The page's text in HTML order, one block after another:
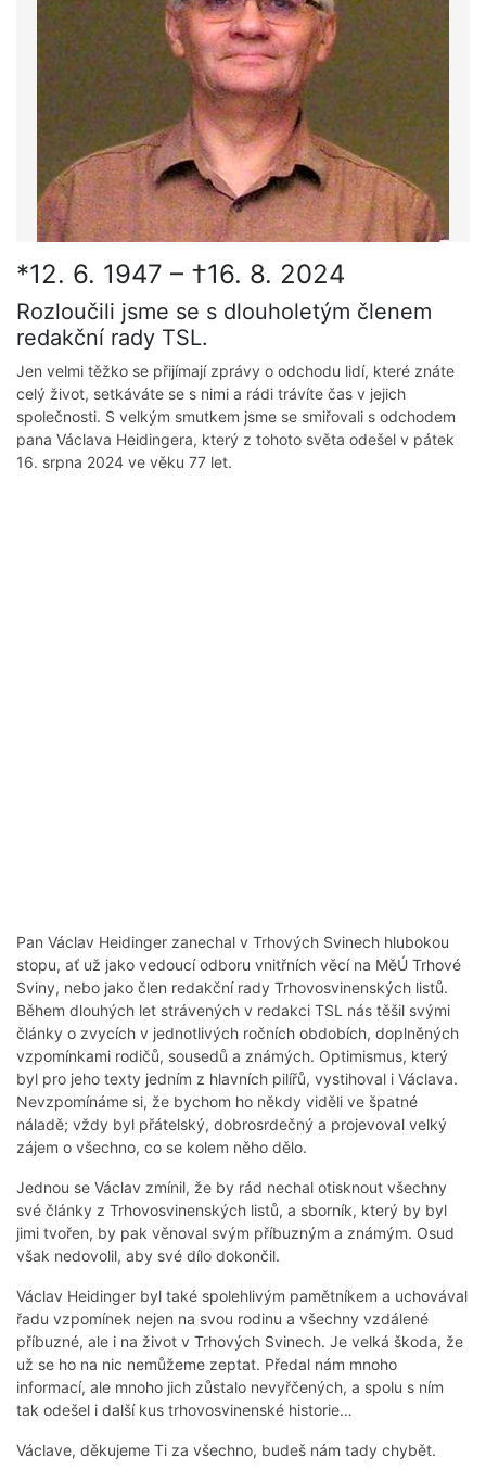
*12. 6. 1947 – †16. 8. 2024
Rozloučili jsme se s dlouholetým členem
redakční rady TSL.
Jen velmi těžko se přijímají zprávy o odchodu lidí, které znáte
celý život, setkáváte se s nimi a rádi trávíte čas v jejich
společnosti. S velkým smutkem jsme se smiřovali s odchodem
pana Václava Heidingera, který z tohoto světa odešel v pátek
16. srpna 2024 ve věku 77 let.
Pan Václav Heidinger zanechal v Trhových Svinech hlubokou
stopu, ať už jako vedoucí odboru vnitřních věcí na MěÚ Trhové
Sviny, nebo jako člen redakční rady Trhovosvinenských listů.
Během dlouhých let strávených v redakci TSL nás těšil svými
články o zvycích v jednotlivých ročních obdobích, doplněných
vzpomínkami rodičů, sousedů a známých. Optimismus, který
byl pro jeho texty jedním z hlavních pilířů, vystihoval i Václava.
Nevzpomínáme si, že bychom ho někdy viděli ve špatné
náladě; vždy byl přátelský, dobrosrdečný a projevoval velký
zájem o všechno, co se kolem něho dělo.
Jednou se Václav zmínil, že by rád nechal otisknout všechny
své články z Trhovosvinenských listů, a sborník, který by byl
jimi tvořen, by pak věnoval svým příbuzným a známým. Osud
však nedovolil, aby své dílo dokončil.
Václav Heidinger byl také spolehlivým pamětníkem a uchovával
řadu vzpomínek nejen na svou rodinu a všechny vzdálené
příbuzné, ale i na život v Trhových Svinech. Je velká škoda, že
už se ho na nic nemůžeme zeptat. Předal nám mnoho
informací, ale mnoho jich zůstalo nevyřčených, a spolu s ním
tak odešel i další kus trhovosvinenské historie…
Václave, děkujeme Ti za všechno, budeš nám tady chybět.